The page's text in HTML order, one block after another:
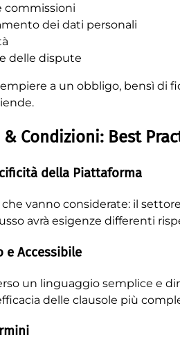
commissioni
dei dati personali
delle dispute
a un obbligo, bensì di
Condizioni: Best
della Piattaforma
vanno considerate: il
avrà esigenze differenti
e Accessibile
un linguaggio semplice e
delle clausole più